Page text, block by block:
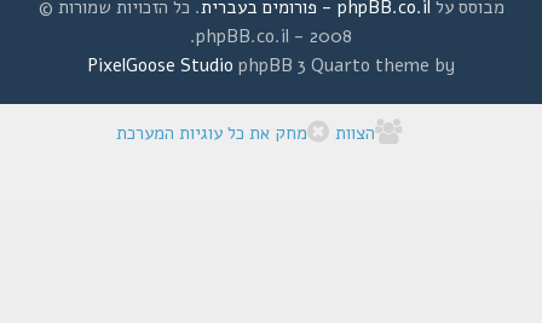
מבוסס עלphpBB.co.il - פורומים בעברית
. כל הזכויות שמורות ©
2008 - phpBB.co.il.
phpBB 3 Quarto theme by
PixelGoose Studio
הצוות מחק את כל עוגיות המערכת